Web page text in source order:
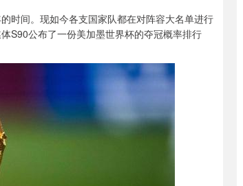
时间。现如今各支国家队都在对阵容大名单进行
S90公布了一份美加墨世界杯的夺冠概率排行